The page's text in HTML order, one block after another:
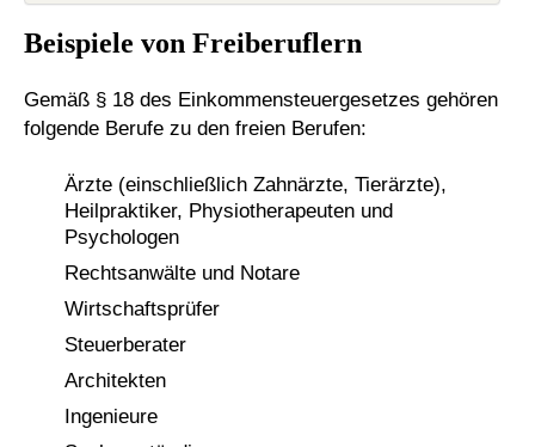
Beispiele von Freiberuflern
Gemäß § 18 des Einkommensteuergesetzes gehören
folgende Berufe zu den freien Berufen:
Ärzte (einschließlich Zahnärzte, Tierärzte),
Heilpraktiker, Physiotherapeuten und
Psychologen
Rechtsanwälte und Notare
Wirtschaftsprüfer
Steuerberater
Architekten
Ingenieure